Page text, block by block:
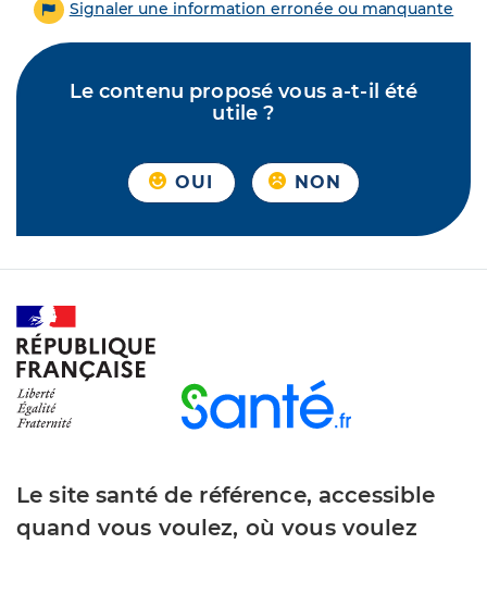
Signaler une information erronée ou manquante
Le contenu proposé vous a-t-il été
utile ?
OUI NON
Le site santé de référence, accessible
quand vous voulez, où vous voulez